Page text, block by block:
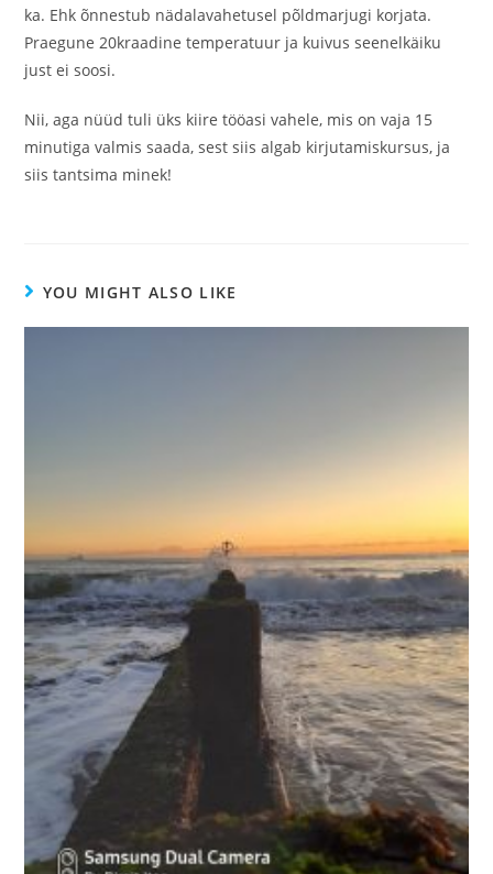
ka. Ehk õnnestub nädalavahetusel põldmarjugi korjata.
Praegune 20kraadine temperatuur ja kuivus seenelkäiku
just ei soosi.
Nii, aga nüüd tuli üks kiire tööasi vahele, mis on vaja 15
minutiga valmis saada, sest siis algab kirjutamiskursus, ja
siis tantsima minek!
YOU MIGHT ALSO LIKE